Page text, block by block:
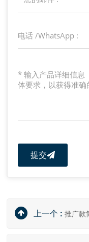
提交
上一个 :推广款